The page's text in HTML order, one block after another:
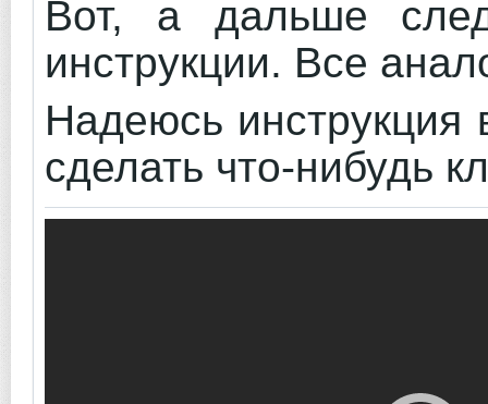
Вот, а дальше
инструкции. Все
Надеюсь
сделать что-нибудь